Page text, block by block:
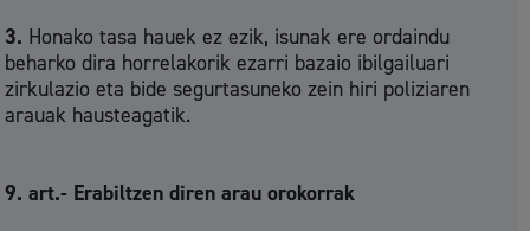
3. Honako tasa hauek ez ezik, isunak ere ordaindu
beharko dira horrelakorik ezarri bazaio ibilgailuari
zirkulazio eta bide segurtasuneko zein hiri poliziaren
arauak hausteagatik.
9. art.- Erabiltzen diren arau orokorrak